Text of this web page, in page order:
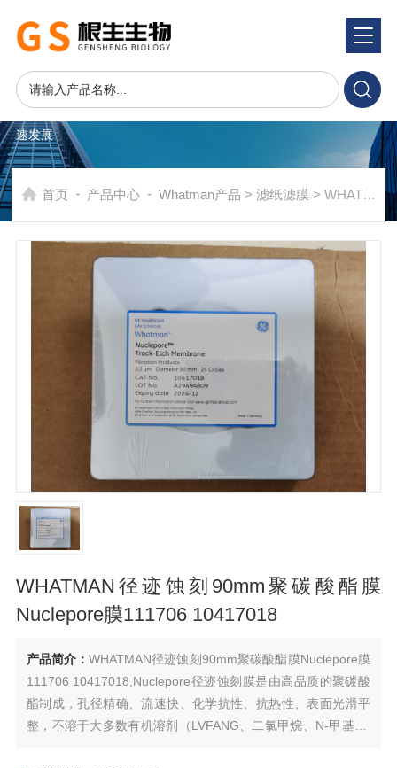
产品系统 PRODUCTS SYSTEM
速发展
首页 - 产品中心 - Whatman产品 >滤纸滤膜 > WHATMAN径迹蚀刻90mm聚碳酸酯膜Nuclepore膜111706 10417018
WHATMAN径迹蚀刻90mm聚碳酸酯膜
Nuclepore膜111706 10417018
产品简介： WHATMAN径迹蚀刻90mm聚碳酸酯膜Nuclepore膜
111706 10417018,Nuclepore径迹蚀刻膜是由高品质的聚碳酸
酯制成，孔径精确、流速快、化学抗性、抗热性、表面光滑平
整，不溶于大多数有机溶剂（LVFANG、二氯甲烷、N-甲基-2-